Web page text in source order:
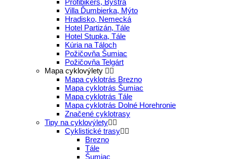
Villa Ďumbierka, Mýto
Hradisko, Nemecká
Hotel Partizán, Tále
Hotel Stupka, Tále
Kúria na Táloch
Požičovňa Šumiac
Požičovňa Telgárt
Mapa cyklovýlety
Mapa cyklotrás Brezno
Mapa cyklotrás Šumiac
Mapa cyklotrás Tále
Mapa cyklotrás Dolné Horehronie
Značené cyklotrasy
Tipy na cyklovýlety
Cyklistické trasy
Brezno
Tále
Šumiac